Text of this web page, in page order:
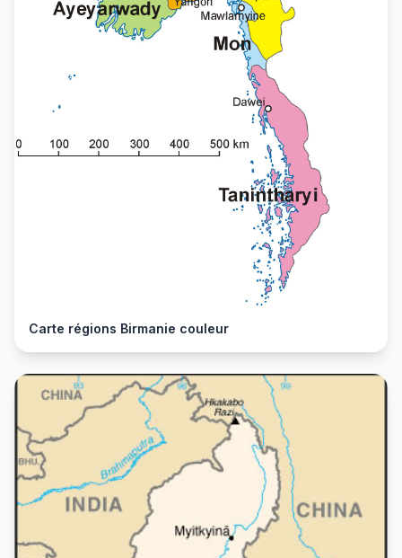
Carte régions Birmanie couleur